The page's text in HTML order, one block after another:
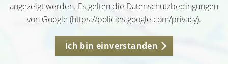
angezeigt werden. Es gelten die Datenschutzbedingungen
von Google (https://policies.google.com/privacy).
Ich bin einverstanden